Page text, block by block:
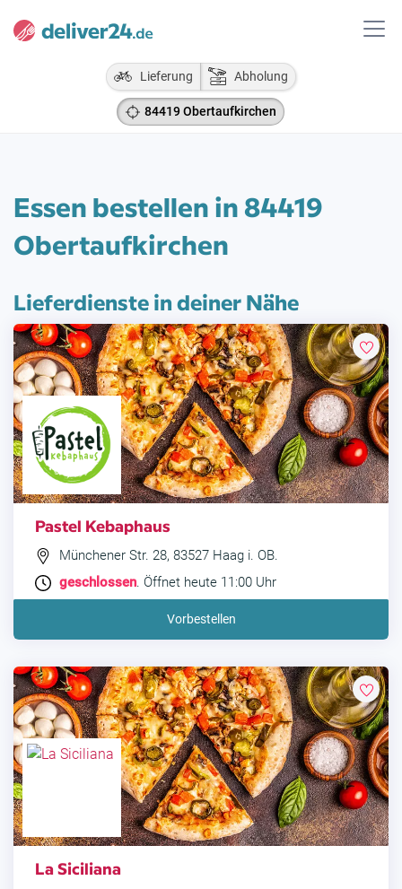
Lieferung Abholung
84419 Obertaufkirchen
Essen bestellen in 84419
Obertaufkirchen
Lieferdienste in deiner Nähe
Pastel Kebaphaus
Münchener Str. 28, 83527 Haag i. OB.
geschlossen. Öffnet heute 11:00 Uhr
Vorbestellen
La Siciliana